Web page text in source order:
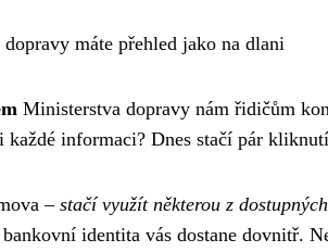
máte přehled jako na dlani
Ministerstva dopravy nám řidičům
informaci? Dnes stačí pár
– stačí využít některou z
identita vás dostane dovnitř.